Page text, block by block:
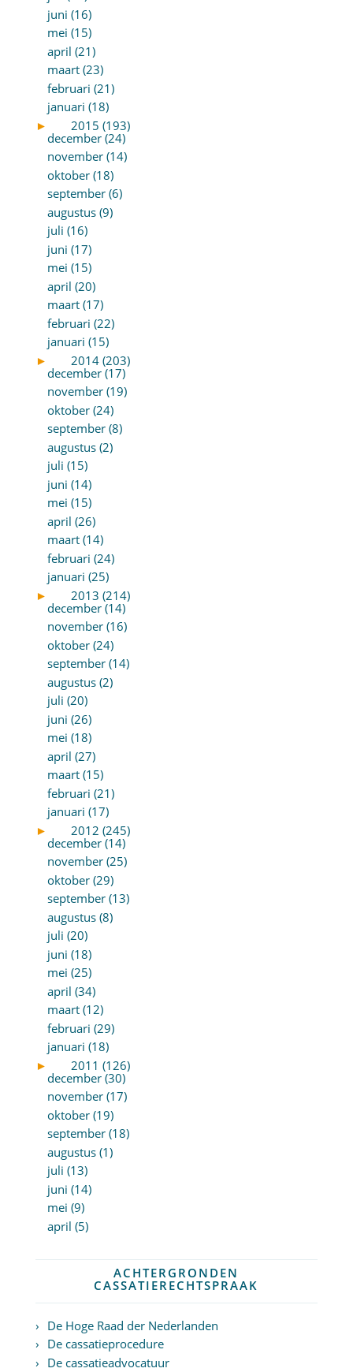
juni (16)
mei (15)
april (21)
maart (23)
februari (21)
januari (18)
►
2015 (193)
december (24)
november (14)
oktober (18)
september (6)
augustus (9)
juli (16)
juni (17)
mei (15)
april (20)
maart (17)
februari (22)
januari (15)
►
2014 (203)
december (17)
november (19)
oktober (24)
september (8)
augustus (2)
juli (15)
juni (14)
mei (15)
april (26)
maart (14)
februari (24)
januari (25)
►
2013 (214)
december (14)
november (16)
oktober (24)
september (14)
augustus (2)
juli (20)
juni (26)
mei (18)
april (27)
maart (15)
februari (21)
januari (17)
►
2012 (245)
december (14)
november (25)
oktober (29)
september (13)
augustus (8)
juli (20)
juni (18)
mei (25)
april (34)
maart (12)
februari (29)
januari (18)
►
2011 (126)
december (30)
november (17)
oktober (19)
september (18)
augustus (1)
juli (13)
juni (14)
mei (9)
april (5)
ACHTERGRONDEN
CASSATIERECHTSPRAAK
De Hoge Raad der Nederlanden
De cassatieprocedure
De cassatieadvocatuur